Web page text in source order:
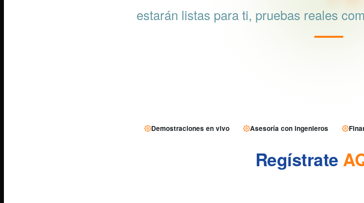
estarán listas para ti, pruebas reales
Demostraciones en vivo Asesoría con ingenieros
Regístrate